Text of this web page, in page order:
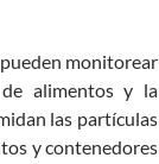
monitorear
alimentos y la
las partículas
y contenedores